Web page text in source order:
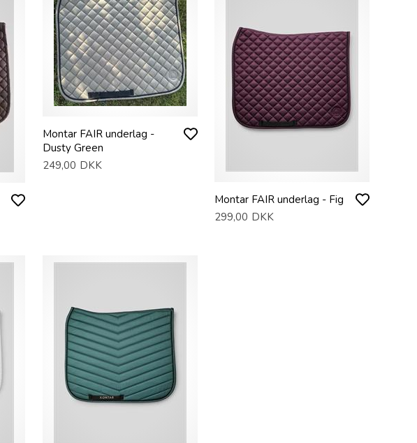
Montar FAIR underlag -
Dusty Green
249,00 DKK
Montar FAIR underlag - Fig
299,00 DKK